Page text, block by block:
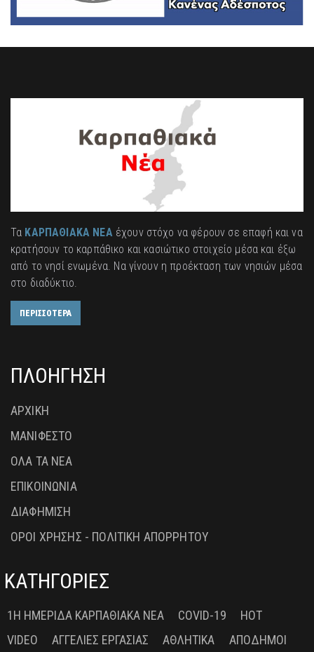
Τα ΚΑΡΠΑΘΙΑΚΑ ΝΕΑέχουν στόχο να φέρουν σε επαφή και να
κρατήσουν το καρπάθικο και κασιώτικο στοιχείο μέσα και έξω
από το νησί ενωμένα. Να γίνουν η προέκταση των νησιών μέσα
στο διαδύκτιο.
ΠΕΡΙΣΣΟΤΕΡΑ
ΠΛΟΗΓΗΣΗ
ΑΡΧΙΚΗ
ΜΑΝΙΦΕΣΤΟ
ΟΛΑ ΤΑ ΝΕΑ
ΕΠΙΚΟΙΝΩΝΙΑ
ΔΙΑΦΗΜΙΣΗ
ΟΡΟΙ ΧΡΗΣΗΣ - ΠΟΛΙΤΙΚΗ ΑΠΟΡΡΗΤΟΥ
ΚΑΤΗΓΟΡΙΕΣ
1Η ΗΜΕΡΊΔΑ ΚΑΡΠΑΘΙΑΚΆ ΝΈΑ COVID-19
HOT
VIDEO
ΑΓΓΕΛΊΕΣ ΕΡΓΑΣΊΑΣ ΑΘΛΗΤΙΚΆ ΑΠΌΔΗΜΟΙ